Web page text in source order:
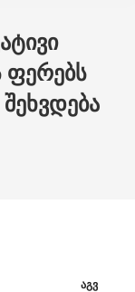
ფერებს
აგვ